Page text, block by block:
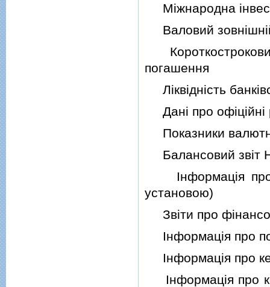
Мiжнародна
Валовий зовнiшнiй
погашення
Лiквiднiсть
Данi про офiцiйнi
Показники
Балансовий звiт
Iнформацiя про
установою)
Звiти про
Iнформацiя про
Iнформацiя про
Iнформацiя про